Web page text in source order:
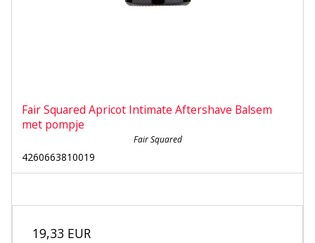
Fair Squared Apricot Intimate Aftershave Balsem
met pompje
Fair Squared
4260663810019
19,33 EUR